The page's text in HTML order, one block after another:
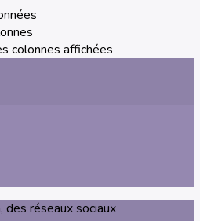
colonnes affichées
des réseaux sociaux